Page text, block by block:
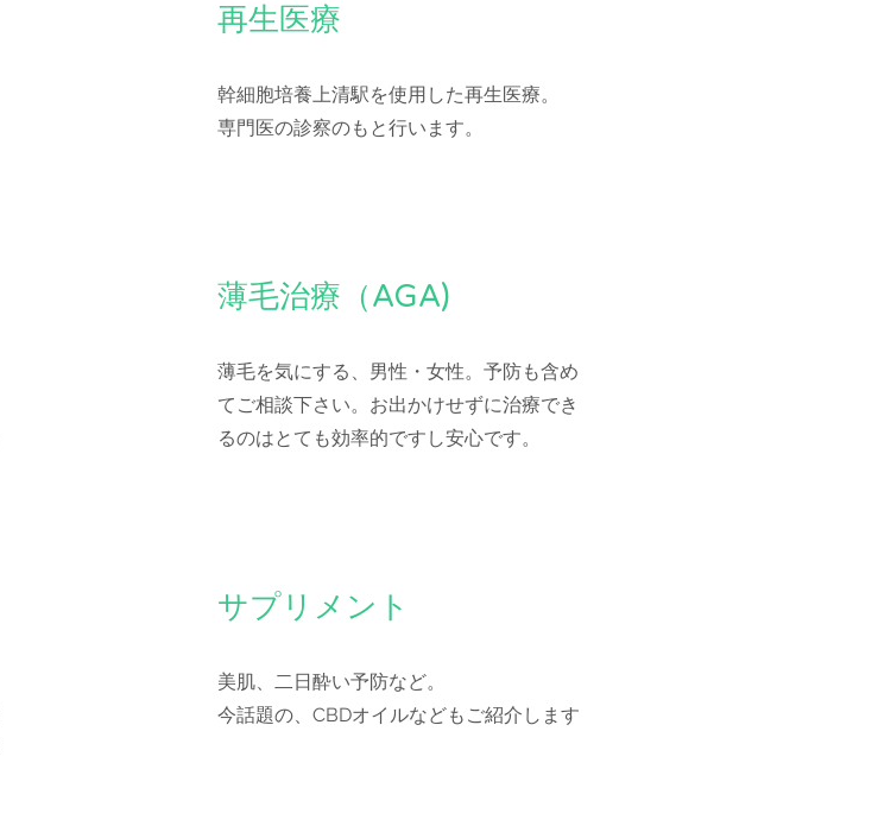
​再生医療
幹細胞培養上清駅を使用した再生医療。
​専門医の診察のもと行います。
​薄毛治療（AGA)
​薄毛を気にする、男性・女性。予防も含め
てご相談下さい。お出かけせずに治療でき
るのはとても効率的ですし安心です。
​サプリメント
美肌、二日酔い予防など。
​今話題の、CBDオイルなどもご紹介します